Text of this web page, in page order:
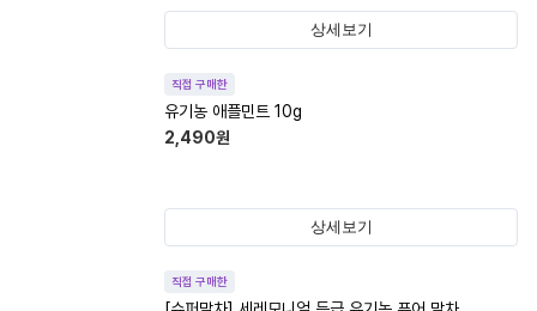
상세보기
직접 구매한
유기농 애플민트 10g
2,490원
상세보기
직접 구매한